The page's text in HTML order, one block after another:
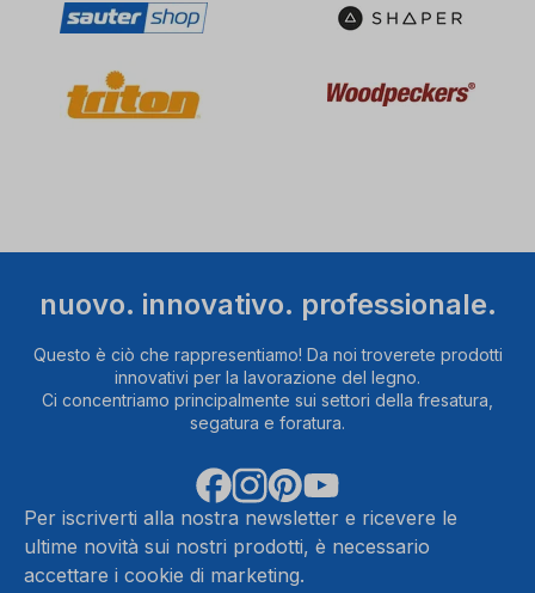
sua
invitiamo
a
il
servizio
per
guardare
questo
informazioni
Accetta
nuovo. innovativo. professionale.
Questo è ciò che rappresentiamo! Da noi troverete prodotti
innovativi per la lavorazione del legno.
Ci concentriamo principalmente sui settori della fresatura,
segatura e foratura.
Per iscriverti alla nostra newsletter e ricevere le
ultime novità sui nostri prodotti, è necessario
accettare i cookie di marketing.